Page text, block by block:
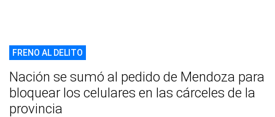
FRENO AL DELITO
Nación se sumó al pedido de Mendoza para
bloquear los celulares en las cárceles de la
provincia